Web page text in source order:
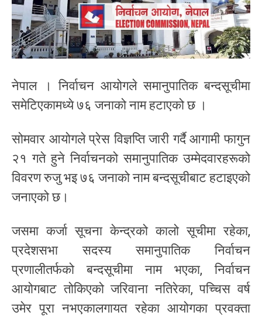
नेपाल । निर्वाचन आयोगले समानुपातिक बन्दसूचीमा
समेटिएकामध्ये ७६ जनाको नाम हटाएको छ ।
सोमवार आयोगले प्रेस विज्ञप्ति जारी गर्दै आगामी फागुन
२१ गते हुने निर्वाचनको समानुपातिक उम्मेदवारहरूको
विवरण रुजु भइ ७६ जनाको नाम बन्दसूचीबाट हटाइएको
जनाएको छ।
जसमा कर्जा सूचना केन्द्रको कालो सूचीमा रहेका,
प्रदेशसभा सदस्य समानुपातिक निर्वाचन
प्रणालीतर्फको बन्दसूचीमा नाम भएका, निर्वाचन
आयोगबाट तोकिएको जरिवाना नतिरेका, पच्चिस वर्ष
उमेर पूरा नभएकालगायत रहेका आयोगका प्रवक्ता